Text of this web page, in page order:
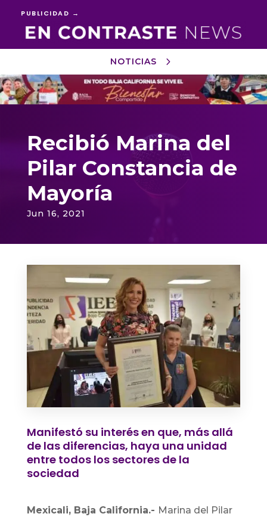
PUBLICIDAD →
NOTICIAS
Reproductor
de
vídeo
Recibió Marina del
Pilar Constancia de
Mayoría
Jun 16, 2021
Manifestó su interés en que, más allá
de las diferencias, haya una unidad
entre todos los sectores de la
sociedad
Mexicali, Baja California.- Marina del Pilar